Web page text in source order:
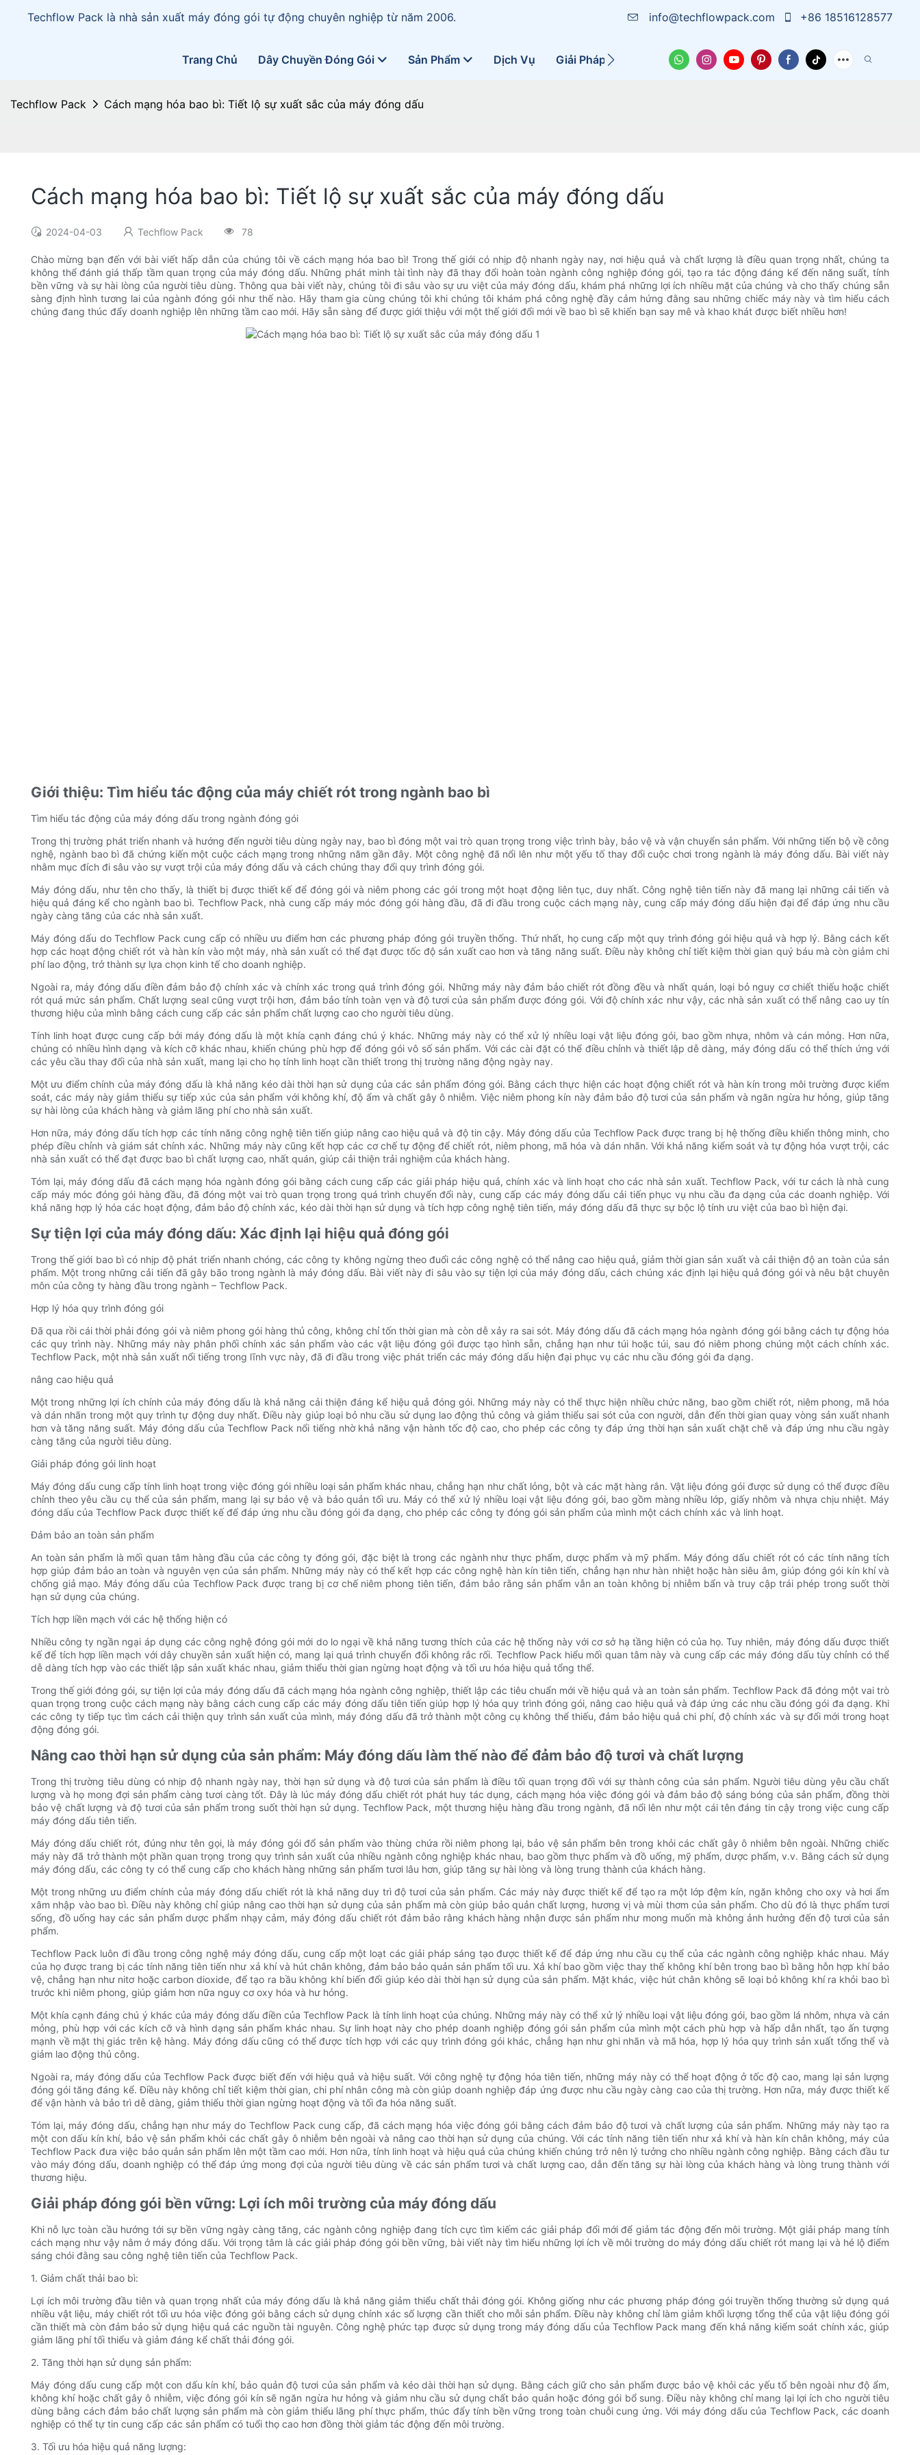
Techflow Pack là nhà sản xuất máy đóng gói tự động chuyên nghiệp từ năm 2006. info@techflowpack.com +86 18516128577
Trang Chủ Dây Chuyền Đóng Gói Sản Phẩm Dịch Vụ Giải Pháp Về Chúng Tôi Trường Hợp Tin Tức
Techflow Pack Cách mạng hóa bao bì: Tiết lộ sự xuất sắc của máy đóng dấu
Cách mạng hóa bao bì: Tiết lộ sự xuất sắc của máy đóng dấu
2024-04-03 Techflow Pack 78
Chào mừng bạn đến với bài viết hấp dẫn của chúng tôi về cách mạng hóa bao bì! Trong thế giới có nhịp độ nhanh ngày nay, nơi hiệu quả và chất lượng là điều quan trọng nhất, chúng ta
không thể đánh giá thấp tầm quan trọng của máy đóng dấu. Những phát minh tài tình này đã thay đổi hoàn toàn ngành công nghiệp đóng gói, tạo ra tác động đáng kể đến năng suất, tính
bền vững và sự hài lòng của người tiêu dùng. Thông qua bài viết này, chúng tôi đi sâu vào sự ưu việt của máy đóng dấu, khám phá những lợi ích nhiều mặt của chúng và cho thấy chúng sẵn
sàng định hình tương lai của ngành đóng gói như thế nào. Hãy tham gia cùng chúng tôi khi chúng tôi khám phá công nghệ đầy cảm hứng đằng sau những chiếc máy này và tìm hiểu cách
chúng đang thúc đẩy doanh nghiệp lên những tầm cao mới. Hãy sẵn sàng để được giới thiệu với một thế giới đổi mới về bao bì sẽ khiến bạn say mê và khao khát được biết nhiều hơn!
Giới thiệu: Tìm hiểu tác động của máy chiết rót trong ngành bao bì
Tìm hiểu tác động của máy đóng dấu trong ngành đóng gói
Trong thị trường phát triển nhanh và hướng đến người tiêu dùng ngày nay, bao bì đóng một vai trò quan trọng trong việc trình bày, bảo vệ và vận chuyển sản phẩm. Với những tiến bộ về công
nghệ, ngành bao bì đã chứng kiến ​​một cuộc cách mạng trong những năm gần đây. Một công nghệ đã nổi lên như một yếu tố thay đổi cuộc chơi trong ngành là máy đóng dấu. Bài viết này
nhằm mục đích đi sâu vào sự vượt trội của máy đóng dấu và cách chúng thay đổi quy trình đóng gói.
Máy đóng dấu, như tên cho thấy, là thiết bị được thiết kế để đóng gói và niêm phong các gói trong một hoạt động liên tục, duy nhất. Công nghệ tiên tiến này đã mang lại những cải tiến và
hiệu quả đáng kể cho ngành bao bì. Techflow Pack, nhà cung cấp máy móc đóng gói hàng đầu, đã đi đầu trong cuộc cách mạng này, cung cấp máy đóng dấu hiện đại để đáp ứng nhu cầu
ngày càng tăng của các nhà sản xuất.
Máy đóng dấu do Techflow Pack cung cấp có nhiều ưu điểm hơn các phương pháp đóng gói truyền thống. Thứ nhất, họ cung cấp một quy trình đóng gói hiệu quả và hợp lý. Bằng cách kết
hợp các hoạt động chiết rót và hàn kín vào một máy, nhà sản xuất có thể đạt được tốc độ sản xuất cao hơn và tăng năng suất. Điều này không chỉ tiết kiệm thời gian quý báu mà còn giảm chi
phí lao động, trở thành sự lựa chọn kinh tế cho doanh nghiệp.
Ngoài ra, máy đóng dấu điền đảm bảo độ chính xác và chính xác trong quá trình đóng gói. Những máy này đảm bảo chiết rót đồng đều và nhất quán, loại bỏ nguy cơ chiết thiếu hoặc chiết
rót quá mức sản phẩm. Chất lượng seal cũng vượt trội hơn, đảm bảo tính toàn vẹn và độ tươi của sản phẩm được đóng gói. Với độ chính xác như vậy, các nhà sản xuất có thể nâng cao uy tín
thương hiệu của mình bằng cách cung cấp các sản phẩm chất lượng cao cho người tiêu dùng.
Tính linh hoạt được cung cấp bởi máy đóng dấu là một khía cạnh đáng chú ý khác. Những máy này có thể xử lý nhiều loại vật liệu đóng gói, bao gồm nhựa, nhôm và cán mỏng. Hơn nữa,
chúng có nhiều hình dạng và kích cỡ khác nhau, khiến chúng phù hợp để đóng gói vô số sản phẩm. Với các cài đặt có thể điều chỉnh và thiết lập dễ dàng, máy đóng dấu có thể thích ứng với
các yêu cầu thay đổi của nhà sản xuất, mang lại cho họ tính linh hoạt cần thiết trong thị trường năng động ngày nay.
Một ưu điểm chính của máy đóng dấu là khả năng kéo dài thời hạn sử dụng của các sản phẩm đóng gói. Bằng cách thực hiện các hoạt động chiết rót và hàn kín trong môi trường được kiểm
soát, các máy này giảm thiểu sự tiếp xúc của sản phẩm với không khí, độ ẩm và chất gây ô nhiễm. Việc niêm phong kín này đảm bảo độ tươi của sản phẩm và ngăn ngừa hư hỏng, giúp tăng
sự hài lòng của khách hàng và giảm lãng phí cho nhà sản xuất.
Hơn nữa, máy đóng dấu tích hợp các tính năng công nghệ tiên tiến giúp nâng cao hiệu quả và độ tin cậy. Máy đóng dấu của Techflow Pack được trang bị hệ thống điều khiển thông minh, cho
phép điều chỉnh và giám sát chính xác. Những máy này cũng kết hợp các cơ chế tự động để chiết rót, niêm phong, mã hóa và dán nhãn. Với khả năng kiểm soát và tự động hóa vượt trội, các
nhà sản xuất có thể đạt được bao bì chất lượng cao, nhất quán, giúp cải thiện trải nghiệm của khách hàng.
Tóm lại, máy đóng dấu đã cách mạng hóa ngành đóng gói bằng cách cung cấp các giải pháp hiệu quả, chính xác và linh hoạt cho các nhà sản xuất. Techflow Pack, với tư cách là nhà cung
cấp máy móc đóng gói hàng đầu, đã đóng một vai trò quan trọng trong quá trình chuyển đổi này, cung cấp các máy đóng dấu cải tiến phục vụ nhu cầu đa dạng của các doanh nghiệp. Với
khả năng hợp lý hóa các hoạt động, đảm bảo độ chính xác, kéo dài thời hạn sử dụng và tích hợp công nghệ tiên tiến, máy đóng dấu đã thực sự bộc lộ tính ưu việt của bao bì hiện đại.
Sự tiện lợi của máy đóng dấu: Xác định lại hiệu quả đóng gói
Trong thế giới bao bì có nhịp độ phát triển nhanh chóng, các công ty không ngừng theo đuổi các công nghệ có thể nâng cao hiệu quả, giảm thời gian sản xuất và cải thiện độ an toàn của sản
phẩm. Một trong những cải tiến đã gây bão trong ngành là máy đóng dấu. Bài viết này đi sâu vào sự tiện lợi của máy đóng dấu, cách chúng xác định lại hiệu quả đóng gói và nêu bật chuyên
môn của công ty hàng đầu trong ngành – Techflow Pack.
Hợp lý hóa quy trình đóng gói
Đã qua rồi cái thời phải đóng gói và niêm phong gói hàng thủ công, không chỉ tốn thời gian mà còn dễ xảy ra sai sót. Máy đóng dấu đã cách mạng hóa ngành đóng gói bằng cách tự động hóa
các quy trình này. Những máy này phân phối chính xác sản phẩm vào các vật liệu đóng gói được tạo hình sẵn, chẳng hạn như túi hoặc túi, sau đó niêm phong chúng một cách chính xác.
Techflow Pack, một nhà sản xuất nổi tiếng trong lĩnh vực này, đã đi đầu trong việc phát triển các máy đóng dấu hiện đại phục vụ các nhu cầu đóng gói đa dạng.
nâng cao hiệu quả
Một trong những lợi ích chính của máy đóng dấu là khả năng cải thiện đáng kể hiệu quả đóng gói. Những máy này có thể thực hiện nhiều chức năng, bao gồm chiết rót, niêm phong, mã hóa
và dán nhãn trong một quy trình tự động duy nhất. Điều này giúp loại bỏ nhu cầu sử dụng lao động thủ công và giảm thiểu sai sót của con người, dẫn đến thời gian quay vòng sản xuất nhanh
hơn và tăng năng suất. Máy đóng dấu của Techflow Pack nổi tiếng nhờ khả năng vận hành tốc độ cao, cho phép các công ty đáp ứng thời hạn sản xuất chặt chẽ và đáp ứng nhu cầu ngày
càng tăng của người tiêu dùng.
Giải pháp đóng gói linh hoạt
Máy đóng dấu cung cấp tính linh hoạt trong việc đóng gói nhiều loại sản phẩm khác nhau, chẳng hạn như chất lỏng, bột và các mặt hàng rắn. Vật liệu đóng gói được sử dụng có thể được điều
chỉnh theo yêu cầu cụ thể của sản phẩm, mang lại sự bảo vệ và bảo quản tối ưu. Máy có thể xử lý nhiều loại vật liệu đóng gói, bao gồm màng nhiều lớp, giấy nhôm và nhựa chịu nhiệt. Máy
đóng dấu của Techflow Pack được thiết kế để đáp ứng nhu cầu đóng gói đa dạng, cho phép các công ty đóng gói sản phẩm của mình một cách chính xác và linh hoạt.
Đảm bảo an toàn sản phẩm
An toàn sản phẩm là mối quan tâm hàng đầu của các công ty đóng gói, đặc biệt là trong các ngành như thực phẩm, dược phẩm và mỹ phẩm. Máy đóng dấu chiết rót có các tính năng tích
hợp giúp đảm bảo an toàn và nguyên vẹn của sản phẩm. Những máy này có thể kết hợp các công nghệ hàn kín tiên tiến, chẳng hạn như hàn nhiệt hoặc hàn siêu âm, giúp đóng gói kín khí và
chống giả mạo. Máy đóng dấu của Techflow Pack được trang bị cơ chế niêm phong tiên tiến, đảm bảo rằng sản phẩm vẫn an toàn không bị nhiễm bẩn và truy cập trái phép trong suốt thời
hạn sử dụng của chúng.
Tích hợp liền mạch với các hệ thống hiện có
Nhiều công ty ngần ngại áp dụng các công nghệ đóng gói mới do lo ngại về khả năng tương thích của các hệ thống này với cơ sở hạ tầng hiện có của họ. Tuy nhiên, máy đóng dấu được thiết
kế để tích hợp liền mạch với dây chuyền sản xuất hiện có, mang lại quá trình chuyển đổi không rắc rối. Techflow Pack hiểu mối quan tâm này và cung cấp các máy đóng dấu tùy chỉnh có thể
dễ dàng tích hợp vào các thiết lập sản xuất khác nhau, giảm thiểu thời gian ngừng hoạt động và tối ưu hóa hiệu quả tổng thể.
Trong thế giới đóng gói, sự tiện lợi của máy đóng dấu đã cách mạng hóa ngành công nghiệp, thiết lập các tiêu chuẩn mới về hiệu quả và an toàn sản phẩm. Techflow Pack đã đóng một vai trò
quan trọng trong cuộc cách mạng này bằng cách cung cấp các máy đóng dấu tiên tiến giúp hợp lý hóa quy trình đóng gói, nâng cao hiệu quả và đáp ứng các nhu cầu đóng gói đa dạng. Khi
các công ty tiếp tục tìm cách cải thiện quy trình sản xuất của mình, máy đóng dấu đã trở thành một công cụ không thể thiếu, đảm bảo hiệu quả chi phí, độ chính xác và sự đổi mới trong hoạt
động đóng gói.
Nâng cao thời hạn sử dụng của sản phẩm: Máy đóng dấu làm thế nào để đảm bảo độ tươi và chất lượng
Trong thị trường tiêu dùng có nhịp độ nhanh ngày nay, thời hạn sử dụng và độ tươi của sản phẩm là điều tối quan trọng đối với sự thành công của sản phẩm. Người tiêu dùng yêu cầu chất
lượng và họ mong đợi sản phẩm càng tươi càng tốt. Đây là lúc máy đóng dấu chiết rót phát huy tác dụng, cách mạng hóa việc đóng gói và đảm bảo độ sáng bóng của sản phẩm, đồng thời
bảo vệ chất lượng và độ tươi của sản phẩm trong suốt thời hạn sử dụng. Techflow Pack, một thương hiệu hàng đầu trong ngành, đã nổi lên như một cái tên đáng tin cậy trong việc cung cấp
máy đóng dấu tiên tiến.
Máy đóng dấu chiết rót, đúng như tên gọi, là máy đóng gói đổ sản phẩm vào thùng chứa rồi niêm phong lại, bảo vệ sản phẩm bên trong khỏi các chất gây ô nhiễm bên ngoài. Những chiếc
máy này đã trở thành một phần quan trọng trong quy trình sản xuất của nhiều ngành công nghiệp khác nhau, bao gồm thực phẩm và đồ uống, mỹ phẩm, dược phẩm, v.v. Bằng cách sử dụng
máy đóng dấu, các công ty có thể cung cấp cho khách hàng những sản phẩm tươi lâu hơn, giúp tăng sự hài lòng và lòng trung thành của khách hàng.
Một trong những ưu điểm chính của máy đóng dấu chiết rót là khả năng duy trì độ tươi của sản phẩm. Các máy này được thiết kế để tạo ra một lớp đệm kín, ngăn không cho oxy và hơi ẩm
xâm nhập vào bao bì. Điều này không chỉ giúp nâng cao thời hạn sử dụng của sản phẩm mà còn giúp bảo quản chất lượng, hương vị và mùi thơm của sản phẩm. Cho dù đó là thực phẩm tươi
sống, đồ uống hay các sản phẩm dược phẩm nhạy cảm, máy đóng dấu chiết rót đảm bảo rằng khách hàng nhận được sản phẩm như mong muốn mà không ảnh hưởng đến độ tươi của sản
phẩm.
Techflow Pack luôn đi đầu trong công nghệ máy đóng dấu, cung cấp một loạt các giải pháp sáng tạo được thiết kế để đáp ứng nhu cầu cụ thể của các ngành công nghiệp khác nhau. Máy
của họ được trang bị các tính năng tiên tiến như xả khí và hút chân không, đảm bảo bảo quản sản phẩm tối ưu. Xả khí bao gồm việc thay thế không khí bên trong bao bì bằng hỗn hợp khí bảo
vệ, chẳng hạn như nitơ hoặc carbon dioxide, để tạo ra bầu không khí biến đổi giúp kéo dài thời hạn sử dụng của sản phẩm. Mặt khác, việc hút chân không sẽ loại bỏ không khí ra khỏi bao bì
trước khi niêm phong, giúp giảm hơn nữa nguy cơ oxy hóa và hư hỏng.
Một khía cạnh đáng chú ý khác của máy đóng dấu điền của Techflow Pack là tính linh hoạt của chúng. Những máy này có thể xử lý nhiều loại vật liệu đóng gói, bao gồm lá nhôm, nhựa và cán
mỏng, phù hợp với các kích cỡ và hình dạng sản phẩm khác nhau. Sự linh hoạt này cho phép doanh nghiệp đóng gói sản phẩm của mình một cách phù hợp và hấp dẫn nhất, tạo ấn tượng
mạnh về mặt thị giác trên kệ hàng. Máy đóng dấu cũng có thể được tích hợp với các quy trình đóng gói khác, chẳng hạn như ghi nhãn và mã hóa, hợp lý hóa quy trình sản xuất tổng thể và
giảm lao động thủ công.
Ngoài ra, máy đóng dấu của Techflow Pack được biết đến với hiệu quả và hiệu suất. Với công nghệ tự động hóa tiên tiến, những máy này có thể hoạt động ở tốc độ cao, mang lại sản lượng
đóng gói tăng đáng kể. Điều này không chỉ tiết kiệm thời gian, chi phí nhân công mà còn giúp doanh nghiệp đáp ứng được nhu cầu ngày càng cao của thị trường. Hơn nữa, máy được thiết kế
để vận hành và bảo trì dễ dàng, giảm thiểu thời gian ngừng hoạt động và tối đa hóa năng suất.
Tóm lại, máy đóng dấu, chẳng hạn như máy do Techflow Pack cung cấp, đã cách mạng hóa việc đóng gói bằng cách đảm bảo độ tươi và chất lượng của sản phẩm. Những máy này tạo ra
một con dấu kín khí, bảo vệ sản phẩm khỏi các chất gây ô nhiễm bên ngoài và nâng cao thời hạn sử dụng của chúng. Với các tính năng tiên tiến như xả khí và hàn kín chân không, máy của
Techflow Pack đưa việc bảo quản sản phẩm lên một tầm cao mới. Hơn nữa, tính linh hoạt và hiệu quả của chúng khiến chúng trở nên lý tưởng cho nhiều ngành công nghiệp. Bằng cách đầu tư
vào máy đóng dấu, doanh nghiệp có thể đáp ứng mong đợi của người tiêu dùng về các sản phẩm tươi và chất lượng cao, dẫn đến tăng sự hài lòng của khách hàng và lòng trung thành với
thương hiệu.
Giải pháp đóng gói bền vững: Lợi ích môi trường của máy đóng dấu
Khi nỗ lực toàn cầu hướng tới sự bền vững ngày càng tăng, các ngành công nghiệp đang tích cực tìm kiếm các giải pháp đổi mới để giảm tác động đến môi trường. Một giải pháp mang tính
cách mạng như vậy nằm ở máy đóng dấu. Với trọng tâm là các giải pháp đóng gói bền vững, bài viết này tìm hiểu những lợi ích về môi trường do máy đóng dấu chiết rót mang lại và hé lộ điểm
sáng chói đằng sau công nghệ tiên tiến của Techflow Pack.
1. Giảm chất thải bao bì:
Lợi ích môi trường đầu tiên và quan trọng nhất của máy đóng dấu là khả năng giảm thiểu chất thải đóng gói. Không giống như các phương pháp đóng gói truyền thống thường sử dụng quá
nhiều vật liệu, máy chiết rót tối ưu hóa việc đóng gói bằng cách sử dụng chính xác số lượng cần thiết cho mỗi sản phẩm. Điều này không chỉ làm giảm khối lượng tổng thể của vật liệu đóng gói
cần thiết mà còn đảm bảo sử dụng hiệu quả các nguồn tài nguyên. Công nghệ phức tạp được sử dụng trong máy đóng dấu của Techflow Pack mang đến khả năng kiểm soát chính xác, giúp
giảm lãng phí tối thiểu và giảm đáng kể chất thải đóng gói.
2. Tăng thời hạn sử dụng sản phẩm:
Máy đóng dấu cung cấp một con dấu kín khí, bảo quản độ tươi của sản phẩm và kéo dài thời hạn sử dụng. Bằng cách giữ cho sản phẩm được bảo vệ khỏi các yếu tố bên ngoài như độ ẩm,
không khí hoặc chất gây ô nhiễm, việc đóng gói kín sẽ ngăn ngừa hư hỏng và giảm nhu cầu sử dụng chất bảo quản hoặc đóng gói bổ sung. Điều này không chỉ mang lại lợi ích cho người tiêu
dùng bằng cách đảm bảo chất lượng sản phẩm mà còn giảm thiểu lãng phí thực phẩm, thúc đẩy tính bền vững trong toàn chuỗi cung ứng. Với máy đóng dấu của Techflow Pack, các doanh
nghiệp có thể tự tin cung cấp các sản phẩm có tuổi thọ cao hơn đồng thời giảm tác động đến môi trường.
3. Tối ưu hóa hiệu quả năng lượng: